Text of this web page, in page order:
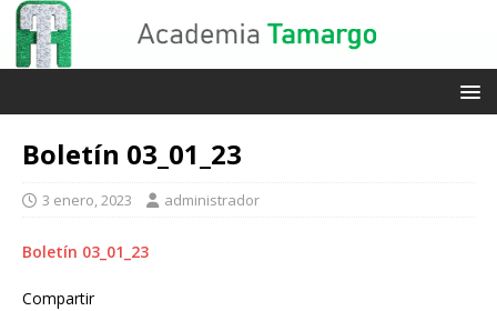
Boletín 03_01_23
3 enero, 2023 administrador
Boletín 03_01_23
Compartir